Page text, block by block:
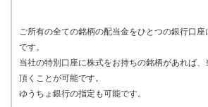
ご所有の全ての銘柄の配当金をひとつの銀行口
です。
当社の特別口座に株式をお持ちの銘柄があれば
頂くことが可能です。
ゆうちょ銀行の指定も可能です。